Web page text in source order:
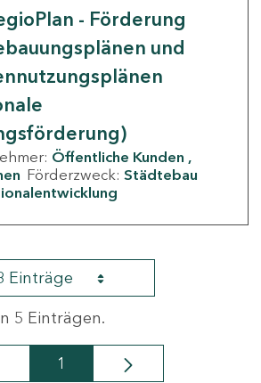
- Förderung
und
Öffentliche Kunden
Förderzweck: Städtebau
Einträge
5 Einträgen.
Seite
1